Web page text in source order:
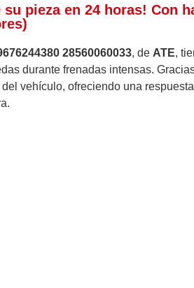
su pieza en 24 horas! Con
28560060033, de ATE,
durante frenadas intensas.
vehículo, ofreciendo una